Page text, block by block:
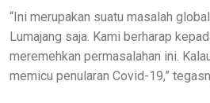
“Ini merupakan suatu masalah
Lumajang saja. Kami berharap
meremehkan permasalahan ini.
memicu penularan Covid-19,”